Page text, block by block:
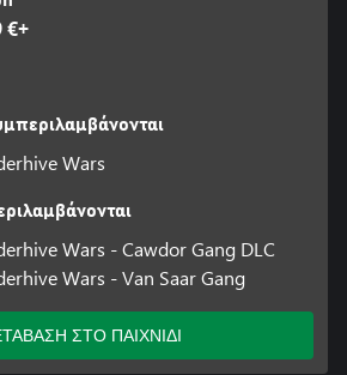
€+
Wars
Wars - Cawdor Gang DLC
Wars - Van Saar Gang
ΣΤΟ ΠΑΙΧΝΙΔΙ